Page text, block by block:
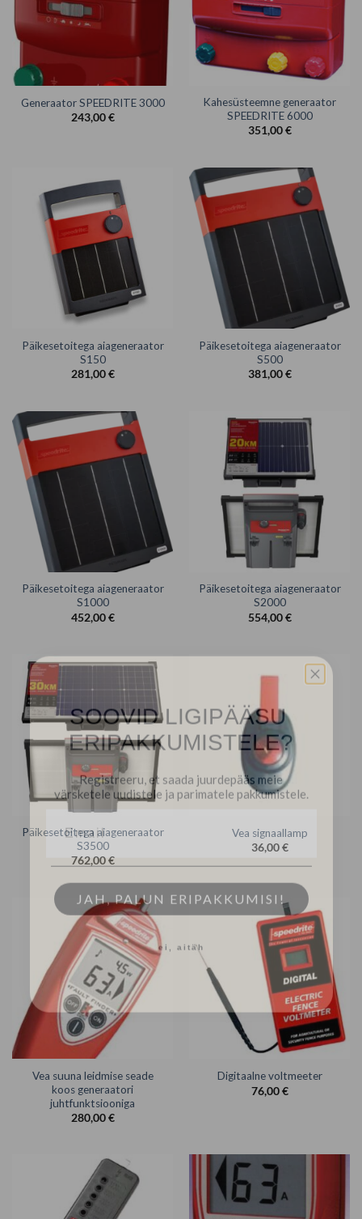
Generaator SPEEDRITE 3000
243,00€
Kahesüsteemne generaator
SPEEDRITE 6000
351,00€
Päikesetoitega aiageneraator
S150
281,00€
Päikesetoitega aiageneraator
S500
381,00€
Päikesetoitega aiageneraator
S1000
452,00€
Päikesetoitega aiageneraator
S2000
554,00€
Päikesetoitega aiageneraator
S3500
762,00€
Vea signaallamp
36,00€
Vea suuna leidmise seade
koos generaatori
juhtfunktsiooniga
280,00€
Digitaalne voltmeeter
76,00€
SOOVID LIGIPÄÄSU
ERIPAKKUMISTELE?
Registreeru, et saada juurdepääs meie
värsketele uudistele ja parimatele pakkumistele.
JAH, PALUN ERIPAKKUMISI!
ei, aitäh